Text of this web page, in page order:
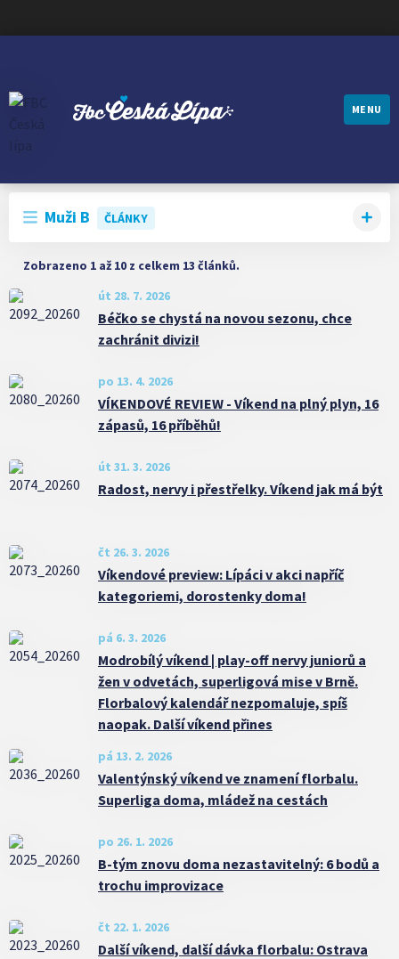
FBC ČESKÁ LÍPA
MENU
Muži B ČLÁNKY
Zobrazeno 1 až 10 z celkem 13 článků.
út 28. 7. 2026
Béčko se chystá na novou sezonu, chce
zachránit divizi!
po 13. 4. 2026
VÍKENDOVÉ REVIEW - Víkend na plný plyn, 16
zápasů, 16 příběhů!
út 31. 3. 2026
Radost, nervy i přestřelky. Víkend jak má být
čt 26. 3. 2026
Víkendové preview: Lípáci v akci napříč
kategoriemi, dorostenky doma!
pá 6. 3. 2026
Modrobílý víkend | play-off nervy juniorů a
žen v odvetách, superligová mise v Brně.
Florbalový kalendář nezpomaluje, spíš
naopak. Další víkend přines
pá 13. 2. 2026
Valentýnský víkend ve znamení florbalu.
Superliga doma, mládež na cestách
po 26. 1. 2026
B-tým znovu doma nezastavitelný: 6 bodů a
trochu improvizace
čt 22. 1. 2026
Další víkend, další dávka florbalu: Ostrava